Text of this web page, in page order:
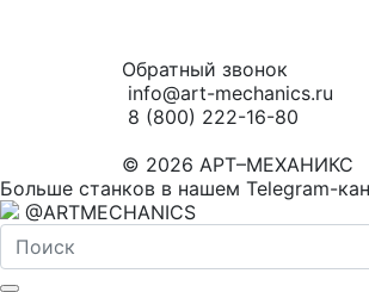
Обратный звонок
info@art-mechanics.ru
8 (800) 222-16-80
© 2026 АРТ–МЕХАНИКС
Больше станков в нашем Telegram-
@ARTMECHANICS